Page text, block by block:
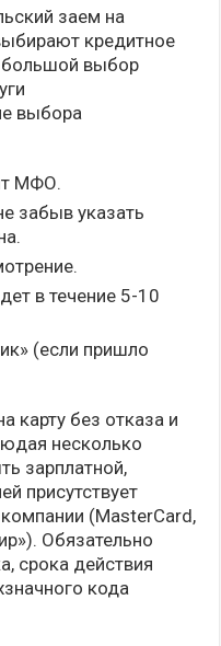
заем на
кредитное
большой выбор
выбора
МФО.
забыв указать
в течение 5-10
(если пришло
карту без отказа и
несколько
зарплатной,
присутствует
(MasterCard,
Обязательно
срока действия
кода